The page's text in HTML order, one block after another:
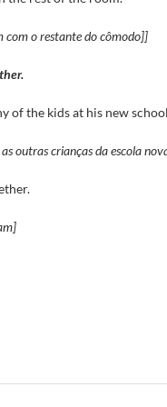
com o restante do cômodo]]
of the kids at his new
outras crianças da escola